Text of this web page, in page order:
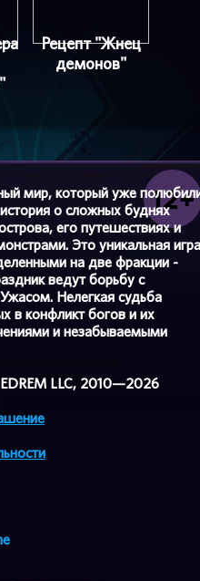
Рецепт "Жнец
демонов"
мир, который уже
о сложных буднях
его путешествиях и
Это уникальная игра
на две фракции -
ведут борьбу с
Нелегкая судьба
в конфликт богов и их
и незабываемыми
LLC, 2010—2026